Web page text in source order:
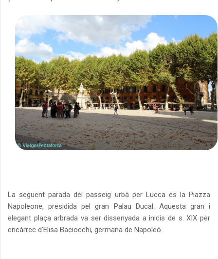
La següent parada del passeig urbà per Lucca és la Piazza
Napoleone, presidida pel gran Palau Ducal. Aquesta gran i
elegant plaça arbrada va ser dissenyada a inicis de s. XIX per
encàrrec d’Elisa Baciocchi, germana de Napoleó.